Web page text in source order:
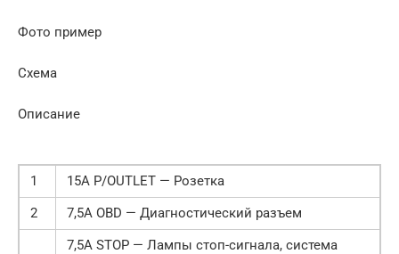
Фото пример
Схема
Описание
1
15А P/OUTLET — Розетка
2
7,5А OBD — Диагностический разъем
7,5А STOP — Лампы стоп-сигнала, система